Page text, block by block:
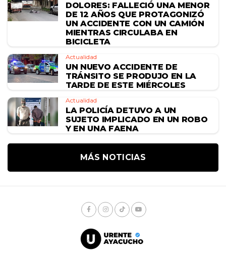
DOLORES: FALLECIÓ UNA MENOR
DE 12 AÑOS QUE PROTAGONIZÓ
UN ACCIDENTE CON UN CAMIÓN
MIENTRAS CIRCULABA EN
BICICLETA
Actualidad
UN NUEVO ACCIDENTE DE
TRÁNSITO SE PRODUJO EN LA
TARDE DE ESTE MIÉRCOLES
Actualidad
LA POLICÍA DETUVO A UN
SUJETO IMPLICADO EN UN ROBO
Y EN UNA FAENA
MÁS NOTICIAS